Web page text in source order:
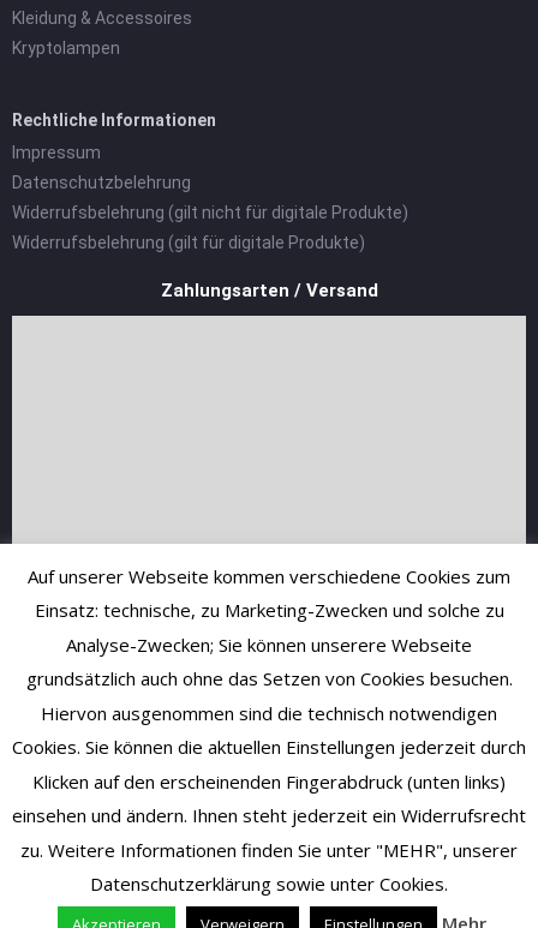
Kleidung & Accessoires
Kryptolampen
Rechtliche Informationen
Impressum
Datenschutzbelehrung
Widerrufsbelehrung (gilt nicht für digitale Produkte)
Widerrufsbelehrung (gilt für digitale Produkte)
Zahlungsarten / Versand
Vertrag widerrufen
Auf unserer Webseite kommen verschiedene Cookies zum
Einsatz: technische, zu Marketing-Zwecken und solche zu
Analyse-Zwecken; Sie können unserere Webseite
grundsätzlich auch ohne das Setzen von Cookies besuchen.
Hiervon ausgenommen sind die technisch notwendigen
Cookies. Sie können die aktuellen Einstellungen jederzeit durch
Klicken auf den erscheinenden Fingerabdruck (unten links)
einsehen und ändern. Ihnen steht jederzeit ein Widerrufsrecht
zu. Weitere Informationen finden Sie unter "MEHR", unserer
Datenschutzerklärung sowie unter Cookies.
Mehr